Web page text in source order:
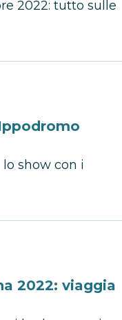
2022: tutto sulle
show con i
2022: viaggia